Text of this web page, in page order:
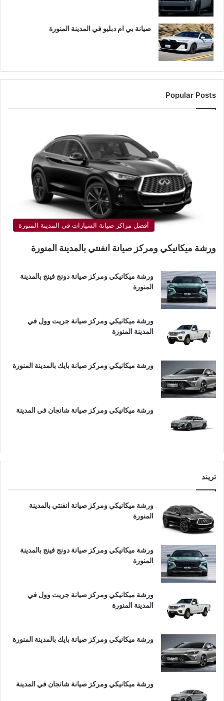
صيانة بي ام دبليو في المدينة المنورة
Popular Posts
أفضل مراكز صيانة السيارات في المدينة المنورة
ورشة ميكانيكي ومركز صيانة انفنتي بالمدينة المنورة
ورشة ميكانيكي ومركز صيانة دونج فينج بالمدينة
المنورة
ورشة ميكانيكي ومركز صيانة جريت وول في
المدينة المنورة
ورشة ميكانيكي ومركز صيانة بايك بالمدينة المنورة
ورشة ميكانيكي ومركز صيانة شانجان في المدينة
تريند
ورشة ميكانيكي ومركز صيانة انفنتي بالمدينة
المنورة
ورشة ميكانيكي ومركز صيانة دونج فينج بالمدينة
المنورة
ورشة ميكانيكي ومركز صيانة جريت وول في
المدينة المنورة
ورشة ميكانيكي ومركز صيانة بايك بالمدينة المنورة
ورشة ميكانيكي ومركز صيانة شانجان في المدينة